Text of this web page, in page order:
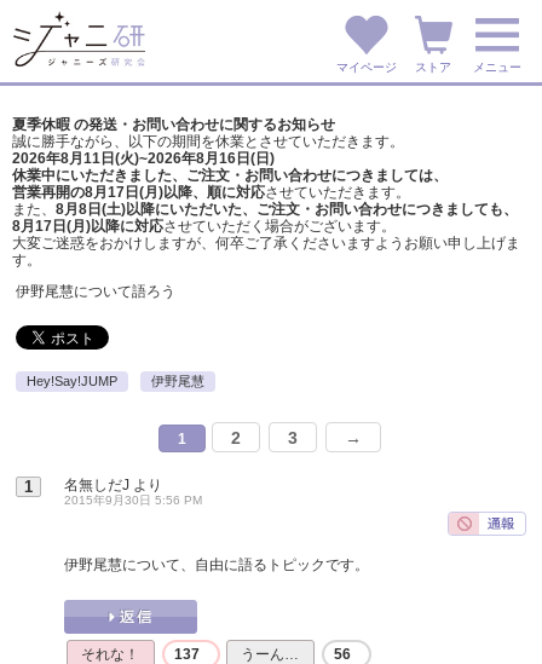
マイページ ストア メニュー
夏季休暇 の発送・お問い合わせに関するお知らせ
誠に勝手ながら、以下の期間を休業とさせていただきます。
2026年8月11日(火)~2026年8月16日(日)
休業中にいただきました、ご注文・お問い合わせにつきましては、
営業再開の8月17日(月)以降、順に対応させていただきます。
また、 8月8日(土)以降にいただいた、ご注文・ お問い合わせにつきましても、
8月17日(月)以降に対応させていただく場合がございます。
大変ご迷惑をおかけしますが、 何卒ご了承くださいますようお願い申し上げま
す。
伊野尾慧について語ろう
Hey!Say!JUMP 伊野尾慧
1 2 3 →
1 名無しだJ より
2015年9月30日 5:56 PM
伊野尾慧について、自由に語るトピックです。
それな！ 137 うーん… 56